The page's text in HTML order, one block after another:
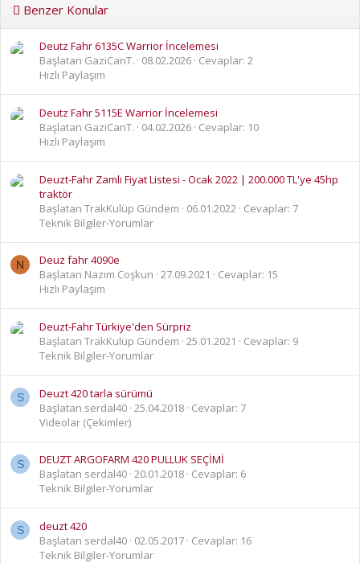
Benzer Konular
Deutz Fahr 6135C Warrior İncelemesi
Başlatan GaziCanT.
08.02.2026 Cevaplar: 2
Hızlı Paylaşım
Deutz Fahr 5115E Warrior İncelemesi
Başlatan GaziCanT.
04.02.2026 Cevaplar: 10
Hızlı Paylaşım
Deuzt-Fahr Zamlı Fiyat Listesi - Ocak 2022 | 200.000 TL'ye 45hp
traktör
Başlatan TrakKulüp Gündem
06.01.2022
Cevaplar: 7
Teknik Bilgiler-Yorumlar
N
Deuz fahr 4090e
Başlatan Nazım Coşkun 27.09.2021
Cevaplar: 15
Hızlı Paylaşım
Deuzt-Fahr Türkiye'den Sürpriz
Başlatan TrakKulüp Gündem 25.01.2021
Cevaplar: 9
Teknik Bilgiler-Yorumlar
S
Deuzt 420 tarla sürümü
Başlatan serdal40 25.04.2018 Cevaplar: 7
Videolar (Çekimler)
S
DEUZT ARGOFARM 420 PULLUK SEÇİMİ
Başlatan serdal40 20.01.2018 Cevaplar: 6
Teknik Bilgiler-Yorumlar
S
deuzt 420
Başlatan serdal40 02.05.2017 Cevaplar: 16
Teknik Bilgiler-Yorumlar